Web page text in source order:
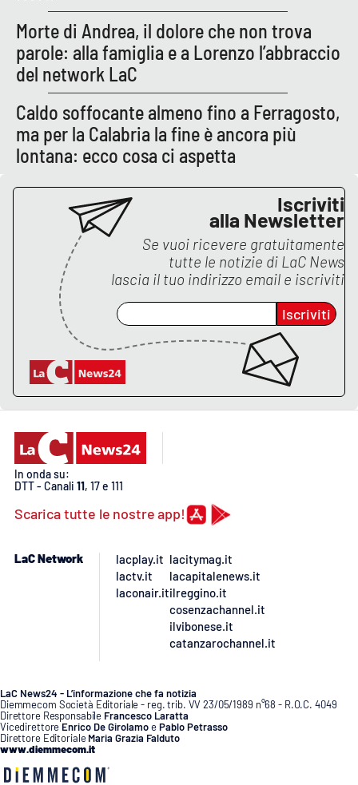
Morte di Andrea, il dolore che non trova
parole: alla famiglia e a Lorenzo l’abbraccio
del network LaC
Caldo soffocante almeno fino a Ferragosto,
ma per la Calabria la fine è ancora più
lontana: ecco cosa ci aspetta
Iscriviti
alla Newsletter
Se vuoi ricevere gratuitamente
tutte le notizie di LaC News
lascia il tuo indirizzo email e iscriviti
Iscriviti
In onda su:
DTT - Canali 11, 17 e 111
Scarica tutte le nostre app!
LaC Network
lacplay.it
lactv.it
laconair.it
lacitymag.it
lacapitalenews.it
ilreggino.it
cosenzachannel.it
ilvibonese.it
catanzarochannel.it
LaC News24 - L’informazione che fa notizia
Diemmecom Società Editoriale - reg. trib. VV 23/05/1989 n°68 - R.O.C. 4049
Direttore Responsabile Francesco Laratta
Vicedirettore Enrico De GirolamoePablo Petrasso
Direttore Editoriale Maria Grazia Falduto
www.diemmecom.it